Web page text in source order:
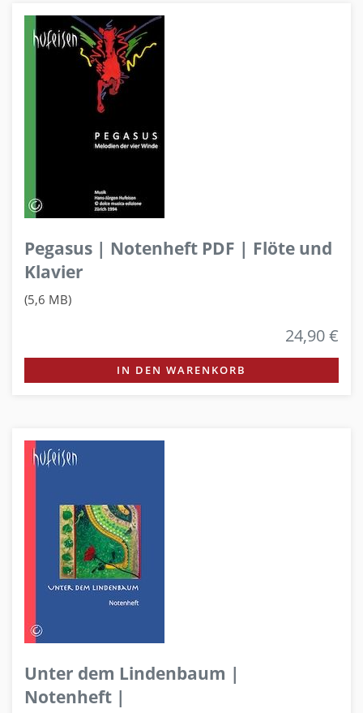
Pegasus | Notenheft PDF | Flöte und
Klavier
(5,6 MB)
24,90 €
IN DEN WARENKORB
Unter dem Lindenbaum |
Notenheft |